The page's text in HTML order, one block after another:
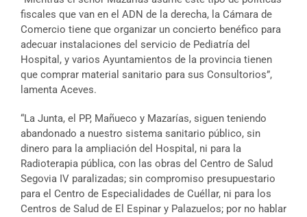
fiscales que van en el ADN de la derecha, la Cámara de
Comercio tiene que organizar un concierto benéfico para
adecuar instalaciones del servicio de Pediatría del
Hospital, y varios Ayuntamientos de la provincia tienen
que comprar material sanitario para sus Consultorios”,
lamenta Aceves.
“La Junta, el PP, Mañueco y Mazarías, siguen teniendo
abandonado a nuestro sistema sanitario público, sin
dinero para la ampliación del Hospital, ni para la
Radioterapia pública, con las obras del Centro de Salud
Segovia IV paralizadas; sin compromiso presupuestario
para el Centro de Especialidades de Cuéllar, ni para los
Centros de Salud de El Espinar y Palazuelos; por no hablar